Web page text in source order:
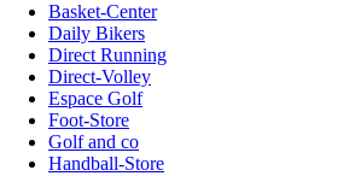
Basket-Center
Daily Bikers
Direct Running
Direct-Volley
Espace Golf
Foot-Store
Golf and co
Handball-Store